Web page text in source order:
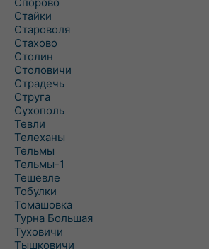
Стайки
Староволя
Стахово
Столин
Столовичи
Страдечь
Струга
Сухополь
Тевли
Телеханы
Тельмы
Тельмы-1
Тешевле
Тобулки
Томашовка
Турна Большая
Туховичи
Тышковичи